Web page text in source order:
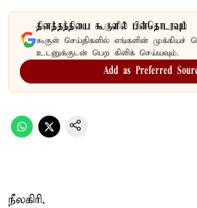
தினத்தந்தியை கூகுளில் பின்தொடரவும்
கூகுள் செய்திகளில் எங்களின் முக்கியச்
உடனுக்குடன் பெற கிளிக் செய்யவும்.
Add as Preferred
நீலகிரி,